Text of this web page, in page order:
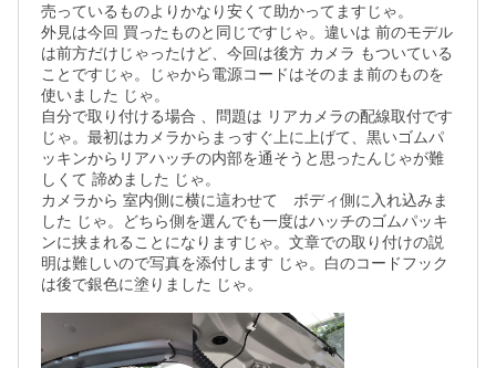
売っているものよりかなり安くて助かってますじゃ。
外見は今回 買ったものと同じですじゃ。違いは 前のモデル
は前方だけじゃったけど、今回は後方 カメラ もついている
ことですじゃ。じゃから電源コードはそのまま前のものを
使いました じゃ。
自分で取り付ける場合 、問題は リアカメラの配線取付です
じゃ。最初はカメラからまっすぐ上に上げて、黒いゴムパ
ッキンからリアハッチの内部を通そうと思ったんじゃが難
しくて 諦めました じゃ。
カメラから 室内側に横に這わせて　ボディ側に入れ込みま
した じゃ。どちら側を選んでも一度はハッチのゴムパッキ
ンに挟まれることになりますじゃ。文章での取り付けの説
明は難しいので写真を添付します じゃ。白のコードフック
は後で銀色に塗りました じゃ。